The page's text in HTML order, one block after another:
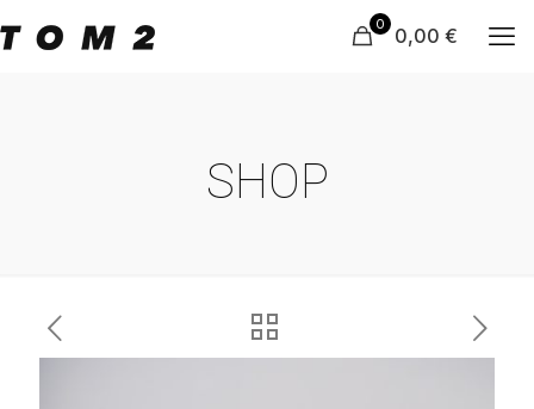
0 0,00 €
SHOP